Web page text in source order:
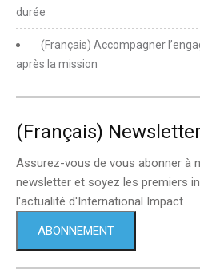
durée
(Français) Accompagner
après la mission
(Français) Newsletter
Assurez-vous de vous abonner à
newsletter et soyez les premiers
l'actualité d'International Impact
ABONNEMENT